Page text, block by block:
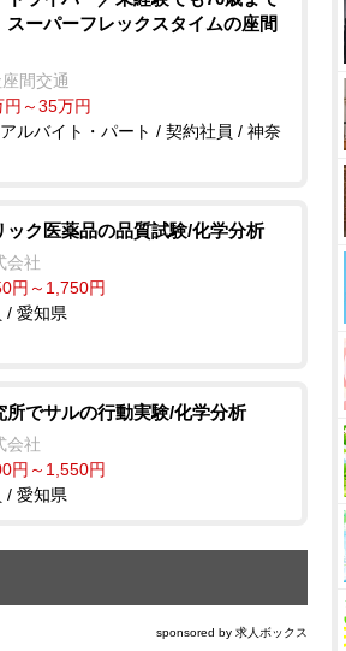
スーパーフレックスタイムの座間
間交通
円～35万円
ルバイト・パート / 契約社員 / 神奈
ック医薬品の品質試験/化学分析
会社
円～1,750円
/ 愛知県
所でサルの行動実験/化学分析
会社
円～1,550円
/ 愛知県
sponsored by 求人ボックス